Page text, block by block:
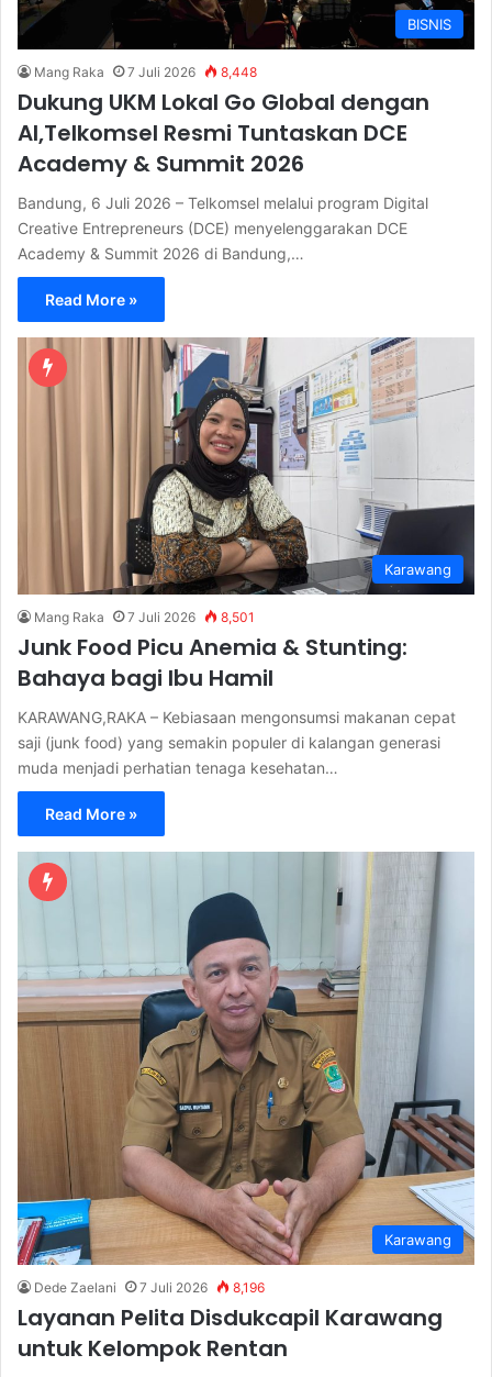
BISNIS
Mang Raka 7 Juli 2026 8,448
Dukung UKM Lokal Go Global dengan
AI,Telkomsel Resmi Tuntaskan DCE
Academy & Summit 2026
Bandung, 6 Juli 2026 – Telkomsel melalui program Digital
Creative Entrepreneurs (DCE) menyelenggarakan DCE
Academy & Summit 2026 di Bandung,…
Read More »
Karawang
Mang Raka 7 Juli 2026 8,501
Junk Food Picu Anemia & Stunting:
Bahaya bagi Ibu Hamil
KARAWANG,RAKA – Kebiasaan mengonsumsi makanan cepat
saji (junk food) yang semakin populer di kalangan generasi
muda menjadi perhatian tenaga kesehatan…
Read More »
Karawang
Dede Zaelani 7 Juli 2026 8,196
Layanan Pelita Disdukcapil Karawang
untuk Kelompok Rentan